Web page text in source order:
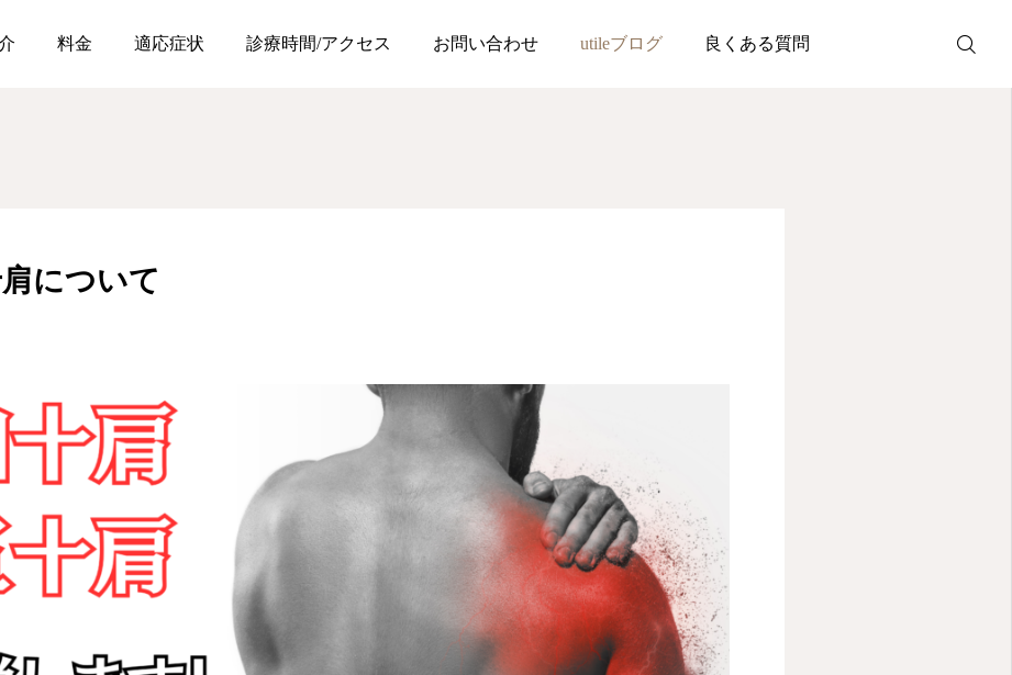
料金 適応症状 診療時間/アクセス お問い合わせ utileブログ 良くある質問
、五十肩について
について